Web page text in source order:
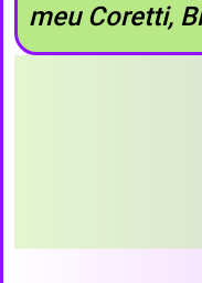
meu Coretti,